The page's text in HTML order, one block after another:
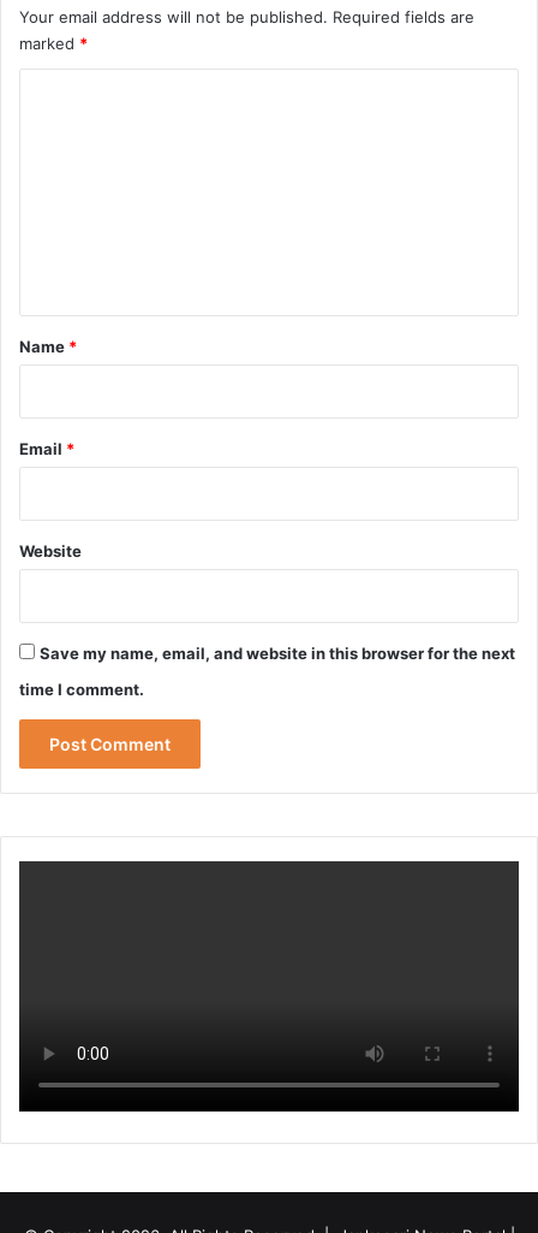
Your email address will not be published. Required fields are
marked *
*
Name *
Email *
Website
Save my name, email, and website in this browser for the next
time I comment.